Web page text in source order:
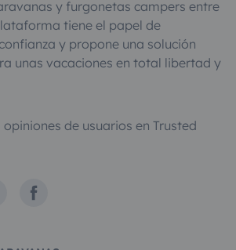
y furgonetas campers entre
tiene el papel de
y propone una solución
unas vacaciones en total libertad y
opiniones de usuarios en Trusted
Facebook